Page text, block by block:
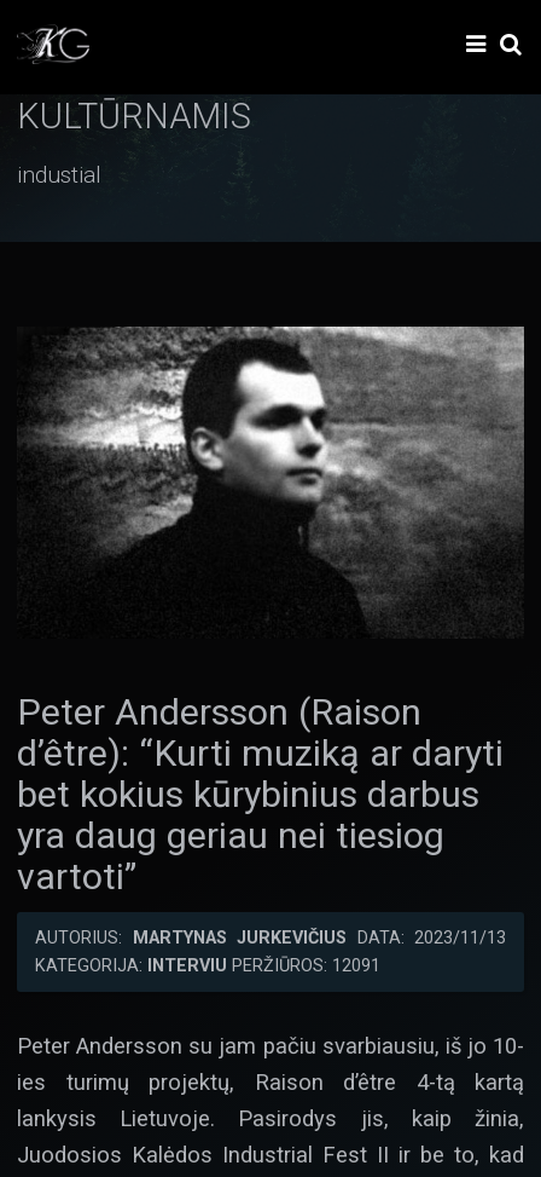
KULTŪRNAMIS
industial
Peter Andersson (Raison
d’être): “Kurti muziką ar daryti
bet kokius kūrybinius darbus
yra daug geriau nei tiesiog
vartoti”
AUTORIUS: MARTYNAS JURKEVIČIUS DATA: 2023/11/13
KATEGORIJA:
INTERVIU PERŽIŪROS: 12091
Peter Andersson su jam pačiu svarbiausiu, iš jo 10-
ies turimų projektų, Raison d’être 4-tą kartą
lankysis Lietuvoje. Pasirodys jis, kaip žinia,
Juodosios Kalėdos Industrial Fest II ir be to, kad